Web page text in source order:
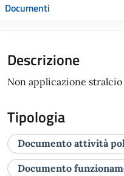
Documenti
Descrizione
Non applicazione
Tipologia
Documento attività
Documento